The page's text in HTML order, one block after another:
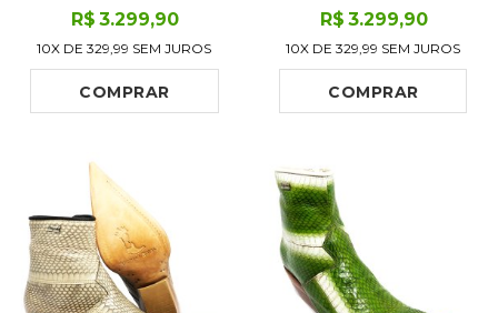
PYTHON LILLE LIMITED
EDITION - CANO ALTO,
BICO QUADRADO -
SOLADO DE COURO
ARTESANAL
R$ 3.299,90
10X DE329,99 SEM JUROS
COMPRAR
PYTHON NATURAL
LIMITED EDITION - CANO
CURTO, BICO FINO
QUADRADINHO -
SOLADO DE COURO
ARTESAN
R$ 3.299,90
10X DE329,99 SEM JUROS
COMPRAR